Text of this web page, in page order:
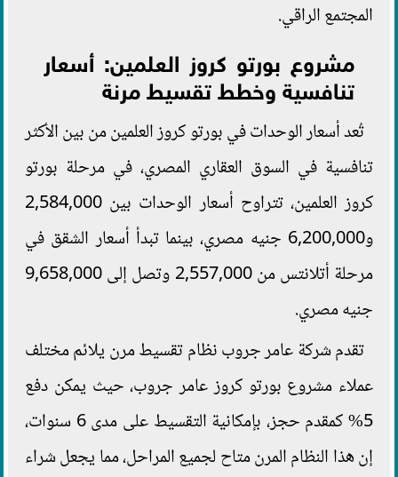
المجتمع الراقي.
مشروع بورتو كروز العلمين: أسعار
تنافسية وخطط تقسيط مرنة
تُعد أسعار الوحدات في بورتو كروز العلمين من بين الأكثر
تنافسية في السوق العقاري المصري، في مرحلة بورتو
كروز العلمين، تتراوح أسعار الوحدات بين 2,584,000
و6,200,000 جنيه مصري، بينما تبدأ أسعار الشقق في
مرحلة أتلانتس من 2,557,000 وتصل إلى 9,658,000
جنيه مصري.
تقدم شركة عامر جروب نظام تقسيط مرن يلائم مختلف
عملاء مشروع بورتو كروز عامر جروب، حيث يمكن دفع
5% كمقدم حجز، بإمكانية التقسيط على مدى 6 سنوات،
إن هذا النظام المرن متاح لجميع المراحل، مما يجعل شراء